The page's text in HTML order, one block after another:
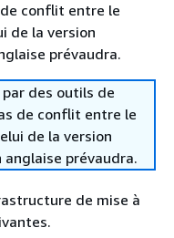
conflit entre le
de la version
prévaudra.
des outils de
de conflit entre le
de la version
prévaudra.
de mise à